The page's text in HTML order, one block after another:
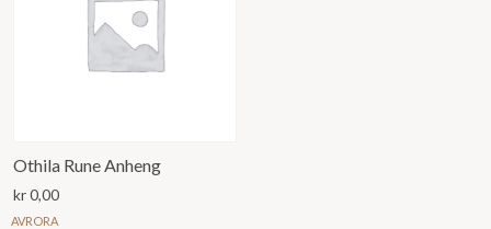
Othila Rune Anheng
kr0,00
AVRORA